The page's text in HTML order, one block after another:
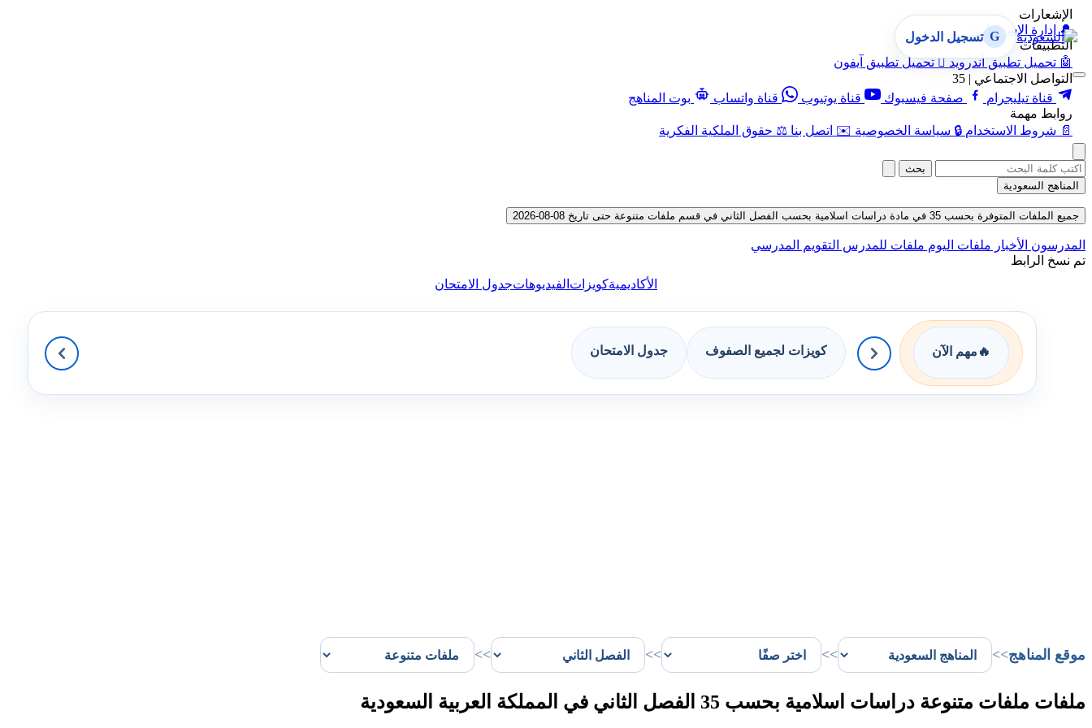
الإشعارات
🔔 إدارة الإشعارات
التطبيقات
🤖 تحميل تطبيق أندرويد  تحميل تطبيق آيفون
التواصل الاجتماعي | 35
قناة تيليجرام
صفحة فيسبوك قناة يوتيوب قناة واتساب
بوت المناهج
روابط مهمة
📄 شروط الاستخدام 🔒 سياسة الخصوصية ✉️ اتصل بنا ⚖️ حقوق الملكية الفكرية
G تسجيل الدخول
بحث
المناهج السعودية
جميع الملفات المتوفرة بحسب 35 في مادة دراسات اسلامية بحسب الفصل الثاني في قسم ملفات متنوعة حتى تاريخ 08-08-2026
المدرسون الأخبار ملفات اليوم ملفات للمدرس التقويم المدرسي
تم نسخ الرابط
الأكاديميةكويزات الفيديوهاتجدول الامتحان
🔥 مهم الآن كويزات لجميع الصفوف جدول الامتحان
موقع المناهج>>
>>
>>
>>
ملفات ملفات متنوعة دراسات اسلامية بحسب 35 الفصل الثاني في المملكة العربية السعودية